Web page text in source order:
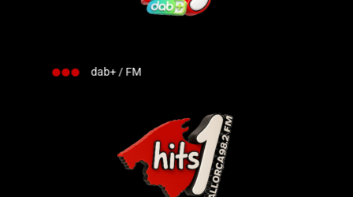
dab+ / FM